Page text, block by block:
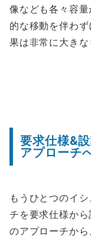
像なども各々容
的な移動を伴わ
果は非常に大きな
要求仕様&
アプローチ
もうひとつのイ
チを要求仕様か
のアプローチか